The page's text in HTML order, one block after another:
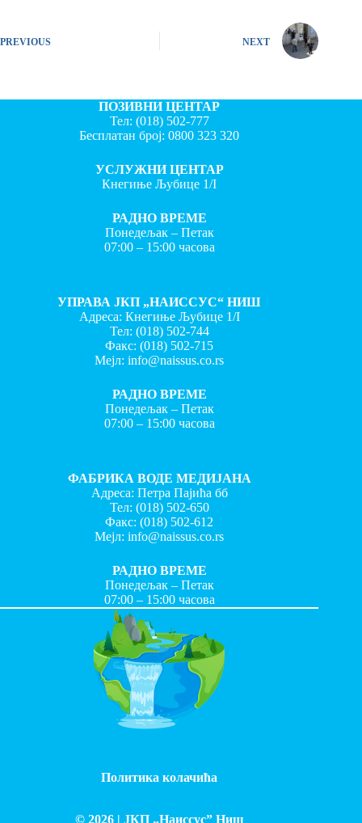
PREVIOUS NEXT
ПОЗИВНИ ЦЕНТАР
Тел: (018) 502-777
Бесплатан број:0800 323 320
УСЛУЖНИ ЦЕНТАР
Кнегиње Љубице 1/I
РАДНО ВРЕМЕ
Понедељак – Петак
07:00 – 15:00 часова
УПРАВА ЈКП „НАИССУС“ НИШ
Адреса: Кнегиње Љубице 1/I
Тел: (018) 502-744
Факс:(018) 502-715
Мејл:info@naissus.co.rs
РАДНО ВРЕМЕ
Понедељак – Петак
07:00 – 15:00 часова
ФАБРИКА ВОДЕ МЕДИЈАНА
Адреса: Петра Пајића бб
Тел: (018) 502-650
Факс:(018) 502-612
Мејл:info@naissus.co.rs
РАДНО ВРЕМЕ
Понедељак – Петак
07:00 – 15:00 часова
Политика колачића
© 2026 | ЈКП „Наиссус” Ниш